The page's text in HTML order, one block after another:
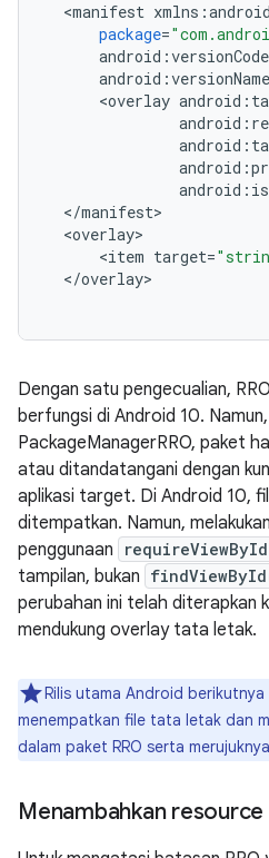
<manifest xmlns :android
package=
android :versionCode
android :versionName
<overlay android :
android :
android :
android :
android :
</manifest
<overlay
<item target=
</overlay
Dengan satu pengecualian,
berfungsi di Android 10.
PackageManagerRRO, paket
atau ditandatangani dengan
aplikasi target. Di Android 10,
ditempatkan. Namun,
penggunaan
tampilan, bukan
perubahan ini telah diterapkan
mendukung overlay tata letak.
Rilis utama Android
menempatkan file tata letak dan
dalam paket RRO serta
Menambahkan resource